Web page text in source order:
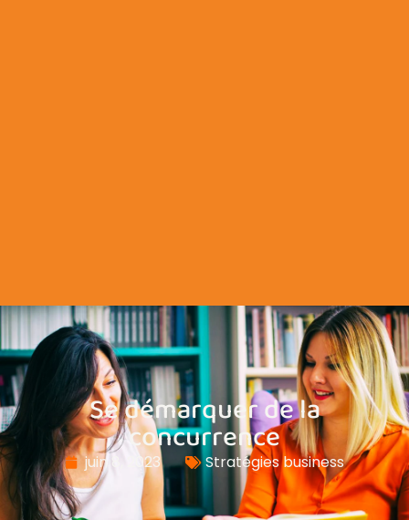
Se démarquer de la
concurrence
juin 8, 2023 Stratégies business